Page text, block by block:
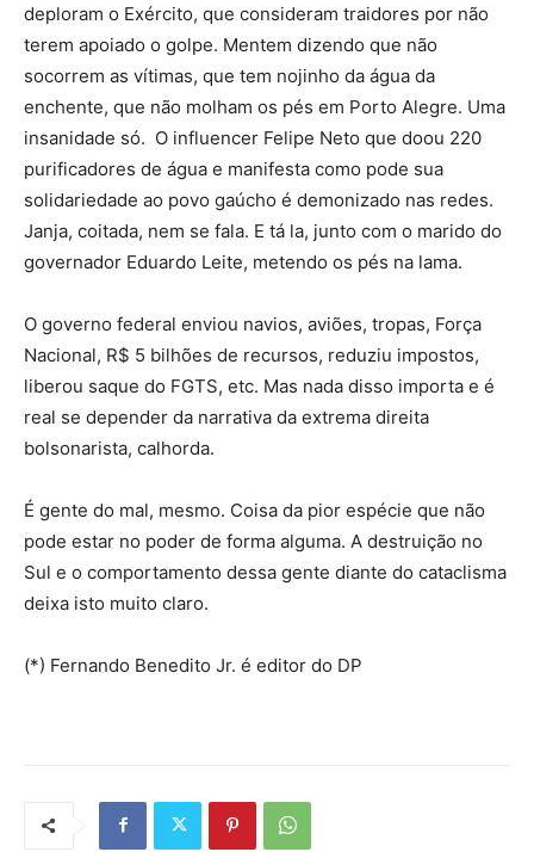
deploram o Exército, que consideram traidores por não
terem apoiado o golpe. Mentem dizendo que não
socorrem as vítimas, que tem nojinho da água da
enchente, que não molham os pés em Porto Alegre. Uma
insanidade só. O influencer Felipe Neto que doou 220
purificadores de água e manifesta como pode sua
solidariedade ao povo gaúcho é demonizado nas redes.
Janja, coitada, nem se fala. E tá la, junto com o marido do
governador Eduardo Leite, metendo os pés na lama.
O governo federal enviou navios, aviões, tropas, Força
Nacional, R$ 5 bilhões de recursos, reduziu impostos,
liberou saque do FGTS, etc. Mas nada disso importa e é
real se depender da narrativa da extrema direita
bolsonarista, calhorda.
É gente do mal, mesmo. Coisa da pior espécie que não
pode estar no poder de forma alguma. A destruição no
Sul e o comportamento dessa gente diante do cataclisma
deixa isto muito claro.
(*) Fernando Benedito Jr. é editor do DP